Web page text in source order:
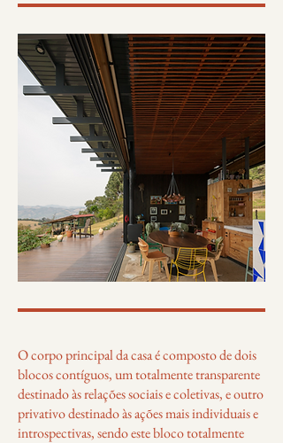
O corpo principal da casa é composto de dois
blocos contíguos, um totalmente transparente
destinado às relações sociais e coletivas, e outro
privativo destinado às ações mais individuais e
introspectivas, sendo este bloco totalmente